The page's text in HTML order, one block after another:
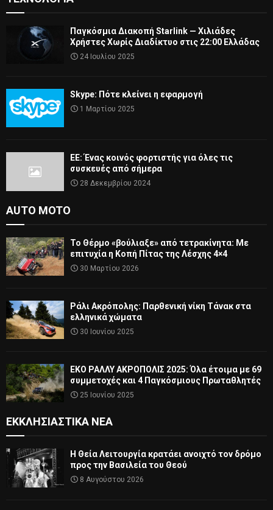
Παγκόσμια Διακοπή Starlink — Χιλιάδες
Χρήστες Χωρίς Διαδίκτυο στις 22:00 Ελλάδας
24 Ιουλίου 2025
Skype: Πότε κλείνει η εφαρμογή
1 Μαρτίου 2025
ΕΕ: Ένας κοινός φορτιστής για όλες τις
συσκευές από σήμερα
28 Δεκεμβρίου 2024
AUTO MOTO
Το Θέρμο «βούλιαξε» από τετρακίνητα: Με
επιτυχία η Κοπή Πίτας της Λέσχης 4×4
30 Μαρτίου 2026
Ράλι Ακρόπολης: Παρθενική νίκη Τάνακ στα
ελληνικά χώματα
30 Ιουνίου 2025
ΕΚΟ ΡΑΛΛΥ ΑΚΡΟΠΟΛΙΣ 2025: Όλα έτοιμα με 69
συμμετοχές και 4 Παγκόσμιους Πρωταθλητές
25 Ιουνίου 2025
ΕΚΚΛΗΣΙΑΣΤΙΚΆ ΝΈΑ
Η Θεία Λειτουργία κρατάει ανοιχτό τον δρόμο
προς την Βασιλεία του Θεού
8 Αυγούστου 2026